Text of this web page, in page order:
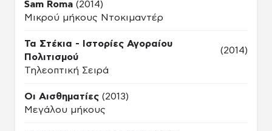
Sam Roma (2014)
Μικρού μήκους Ντοκιμαντέρ
Τα Στέκια - Ιστορίες Αγοραίου
Πολιτισμού
(2014)
Τηλεοπτική Σειρά
Οι Αισθηματίες (2013)
Μεγάλου μήκους